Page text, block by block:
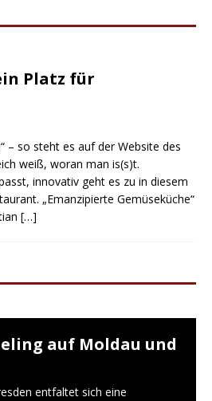
Platz für
– so steht es auf der Website des
weiß, woran man is(s)t.
innovativ geht es zu in diesem
„Emanzipierte Gemüseküche“
[…]
auf Moldau und
entfaltet sich eine